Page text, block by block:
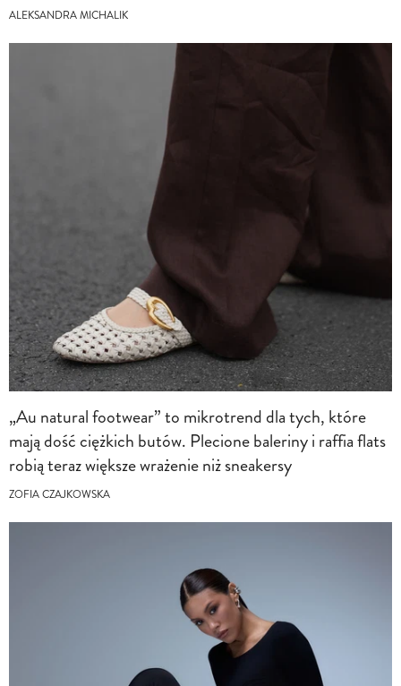
ALEKSANDRA MICHALIK
„Au natural footwear” to mikrotrend dla tych, które
mają dość ciężkich butów. Plecione baleriny i raffia flats
robią teraz większe wrażenie niż sneakersy
ZOFIA CZAJKOWSKA